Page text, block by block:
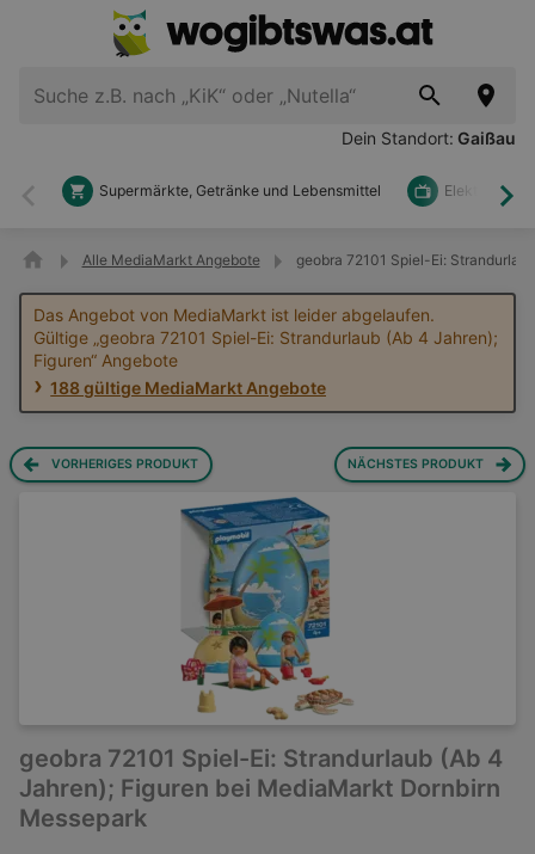
Dein Standort: Gaißau
Zurück
Supermärkte, Getränke und Lebensmittel Elektronik
Alle MediaMarkt Angebote geobra 72101 Spiel-Ei:
Das Angebot von MediaMarkt ist leider abgelaufen.
Gültige „geobra 72101 Spiel-Ei: Strandurlaub (Ab 4 Jahren);
Figuren“ Angebote
188 gültige MediaMarkt Angebote
VORHERIGES PRODUKT NÄCHSTES PRODUKT
geobra 72101 Spiel-Ei: Strandurlaub (Ab 4
Jahren); Figuren bei MediaMarkt Dornbirn
Messepark